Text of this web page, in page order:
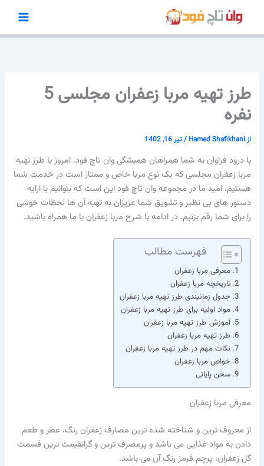
محتوا
طرز تهیه مربا زعفران مجلسی 5
نفره
ازHamed Shafikhani
/تیر 16, 1402
با درود فراوان به شما همراهان همیشگی وان تاچ فود. امروز با طرز تهیه
مربا زعفران مجلسی که یک نوع مربا خاص و ممتاز است در خدمت شما
هستیم. امید ما در مجموعه وان تاچ فود این است که بتوانیم با ارایه
دستور های بی نظیر و تشویق شما عزیزان به تهیه آن ها لحظات خوشی
را برای شما رقم بزنیم. در ادامه با شرح مربا زعفران با ما همراه باشید.
فهرست مطالب
معرفی مربا زعفران
تاریخچه مربا زعفران
جدول زمانبندی طرز تهیه مربا زعفران
مواد اولیه برای طرز تهیه مربا زعفران
آموزش طرز تهیه مربا زعفران
طرز تهیه مربا زعفران
نکات مهم در طرز تهیه مربا زعفران
خواص مربا زعفران
سخن پایانی
معرفی مربا زعفران
از معروف ترین و شناخته شده ترین مصارف زعفران رنگ، عطر و طعم
دادن به مواد غذایی می باشد و پرمصرف ترین و گرانقیمت ترین قسمت
گل زعفران، پرچم قرمز رنگ آن می باشد.